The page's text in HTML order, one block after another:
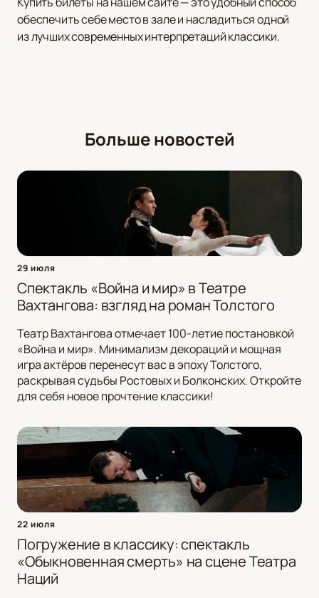
обеспечить себе место в зале и насладиться одной
из лучших современных интерпретаций классики.
Больше новостей
29 июля
Спектакль «Война и мир» в Театре
Вахтангова: взгляд на роман Толстого
Театр Вахтангова отмечает 100-летие постановкой
«Война и мир». Минимализм декораций и мощная
игра актёров перенесут вас в эпоху Толстого,
раскрывая судьбы Ростовых и Болконских. Откройте
для себя новое прочтение классики!
22 июля
Погружение в классику: спектакль
«Обыкновенная смерть» на сцене Театра
Наций